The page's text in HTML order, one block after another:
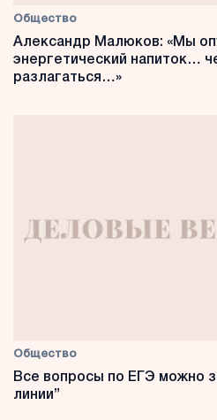
Общество
Александр Малюков: «Мы
энергетический напиток…
разлагаться…»
Общество
Все вопросы по ЕГЭ можно
линии”